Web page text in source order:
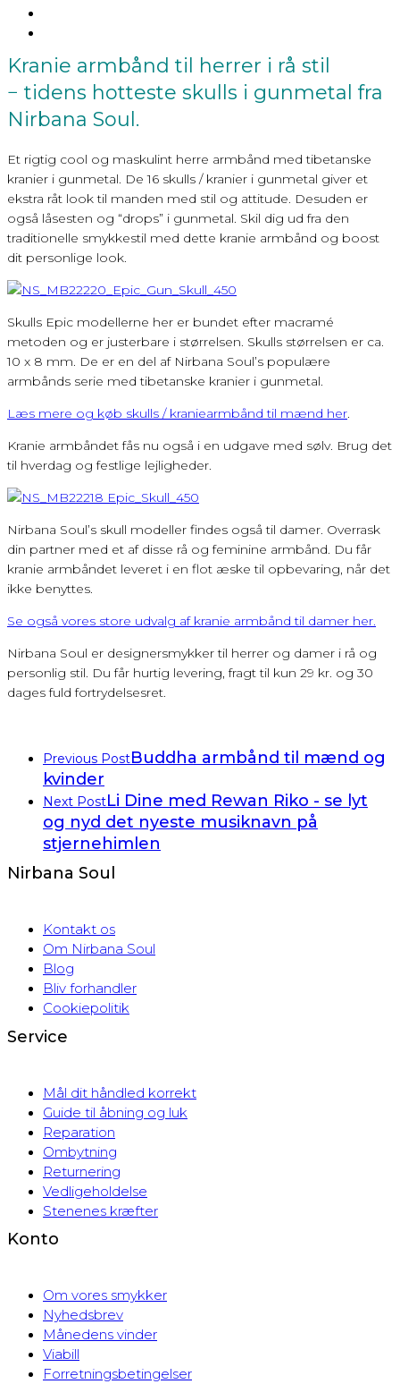
Kranie armbånd til herrer i rå stil
− tidens hotteste skulls i gunmetal fra
Nirbana Soul.
Et rigtig cool og maskulint herre armbånd med tibetanske
kranier i gunmetal. De 16 skulls / kranier i gunmetal giver et
ekstra råt look til manden med stil og attitude. Desuden er
også låsesten og “drops” i gunmetal. Skil dig ud fra den
traditionelle smykkestil med dette kranie armbånd og boost
dit personlige look.
Skulls Epic modellerne her er bundet efter macramé
metoden og er justerbare i størrelsen. Skulls størrelsen er ca.
10 x 8 mm. De er en del af Nirbana Soul’s populære
armbånds serie med tibetanske kranier i gunmetal.
Læs mere og køb skulls / kraniearmbånd til mænd her.
Kranie armbåndet fås nu også i en udgave med sølv. Brug det
til hverdag og festlige lejligheder.
Nirbana Soul’s skull modeller findes også til damer. Overrask
din partner med et af disse rå og feminine armbånd. Du får
kranie armbåndet leveret i en flot æske til opbevaring, når det
ikke benyttes.
Se også vores store udvalg af kranie armbånd til damer her.
Nirbana Soul er designersmykker til herrer og damer i rå og
personlig stil. Du får hurtig levering, fragt til kun 29 kr. og 30
dages fuld fortrydelsesret.
Previous PostBuddha armbånd til mænd og
kvinder
Next PostLi Dine med Rewan Riko - se lyt
og nyd det nyeste musiknavn på
stjernehimlen
Nirbana Soul
Kontakt os
Om Nirbana Soul
Blog
Bliv forhandler
Cookiepolitik
Service
Mål dit håndled korrekt
Guide til åbning og luk
Reparation
Ombytning
Returnering
Vedligeholdelse
Stenenes kræfter
Konto
Om vores smykker
Nyhedsbrev
Månedens vinder
Viabill
Forretningsbetingelser